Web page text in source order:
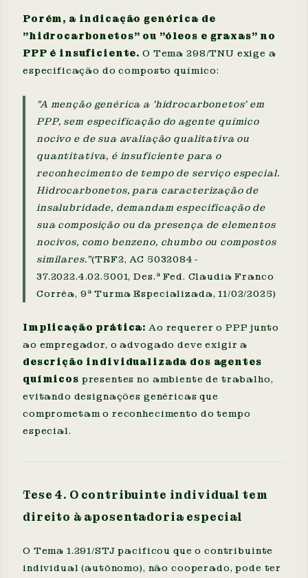
Porém, a indicação genérica de
"hidrocarbonetos" ou "óleos e graxas" no
PPP é insuficiente. O Tema 298/TNU exige a
especificação do composto químico:
"A menção genérica a 'hidrocarbonetos' em
PPP, sem especificação do agente químico
nocivo e de sua avaliação qualitativa ou
quantitativa, é insuficiente para o
reconhecimento de tempo de serviço especial.
Hidrocarbonetos, para caracterização de
insalubridade, demandam especificação de
sua composição ou da presença de elementos
nocivos, como benzeno, chumbo ou compostos
similares."(TRF2, AC 5032084-
37.2022.4.02.5001, Des.ª Fed. Claudia Franco
Corrêa, 9ª Turma Especializada, 11/02/2025)
Implicação prática: Ao requerer o PPP junto
ao empregador, o advogado deve exigir a
descrição individualizada dos agentes
químicos presentes no ambiente de trabalho,
evitando designações genéricas que
comprometam o reconhecimento do tempo
especial.
Tese 4. O contribuinte individual tem
direito à aposentadoria especial
O Tema 1.291/STJ pacificou que o contribuinte
individual (autônomo), não cooperado, pode ter